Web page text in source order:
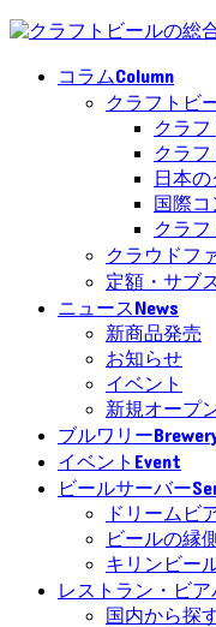
コラムColumn
クラフトビ
クラ
クラ
日本
国際
クラ
クラウドフ
定額・サブ
ニュースNews
新商品発売
お知らせ
イベント
新規オープ
ブルワリー
イベント Event
ビールサーバー
ドリームビ
ビールの縁側
キリンビー
レストラン・ビア
国内から探